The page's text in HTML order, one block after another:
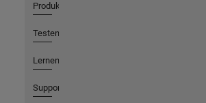
Produkte
Testen oder Kaufen
Lernen
Support